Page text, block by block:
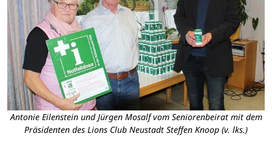
Antonie Eilenstein und Jürgen Mosalf vom Seniorenbeirat mit dem
Präsidenten des Lions Club Neustadt Steffen Knoop (v. lks.)